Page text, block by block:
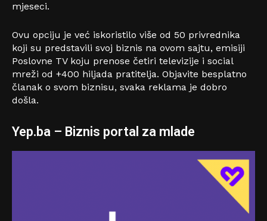
mjeseci.
Ovu opciju je već iskoristilo više od 50 privrednika
koji su predstavili svoj biznis na ovom sajtu, emisiji
Poslovne TV koju prenose četiri televizije i social
mreži od +400 hiljada pratitelja. Objavite besplatno
članak o svom biznisu, svaka reklama je dobro
došla.
Yep.ba – Biznis portal za mlade